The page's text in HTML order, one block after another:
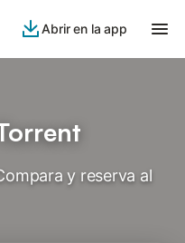
Abrir en la app
y reserva al